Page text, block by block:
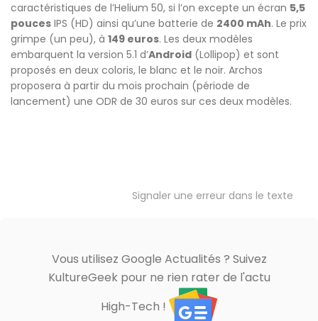
caractéristiques de l’Helium 50, si l’on excepte un écran 5,5
pouces IPS (HD) ainsi qu’une batterie de 2400 mAh. Le prix
grimpe (un peu), à 149 euros. Les deux modèles
embarquent la version 5.1 d’Android (Lollipop) et sont
proposés en deux coloris, le blanc et le noir. Archos
proposera à partir du mois prochain (période de
lancement) une ODR de 30 euros sur ces deux modèles.
Signaler une erreur dans le texte
Vous utilisez Google Actualités ? Suivez
KultureGeek pour ne rien rater de l'actu
High-Tech !